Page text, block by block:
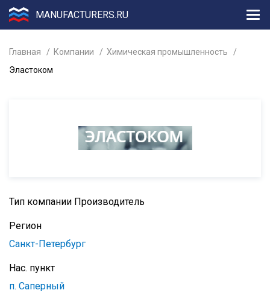
MANUFACTURERS.RU
Главная Компании
Химическая промышленность
Эластоком
Тип компании Производитель
Регион
Санкт-Петербург
Нас. пункт
п. Саперный